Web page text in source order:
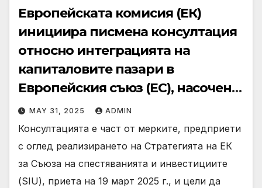
Европейската комисия (ЕК)
инициира писмена консултация
относно интеграцията на
капиталовите пазари в
Европейския съюз (ЕС), насочена
както към представителите на
бизнеса, така и към
инвеститорите
MAY 31, 2025 ADMIN
Консултацията е част от мерките, предприети
с оглед реализирането на Стратегията на ЕК
за Съюза на спестяванията и инвестициите
(SIU), приета на 19 март 2025 г., и цели да